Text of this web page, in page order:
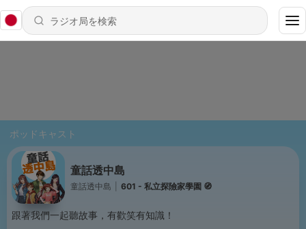
ポッドキャスト
童話透中島
童話透中島 601 - 私立探險家學園 🧭
跟著我們一起聽故事，有歡笑有知識！